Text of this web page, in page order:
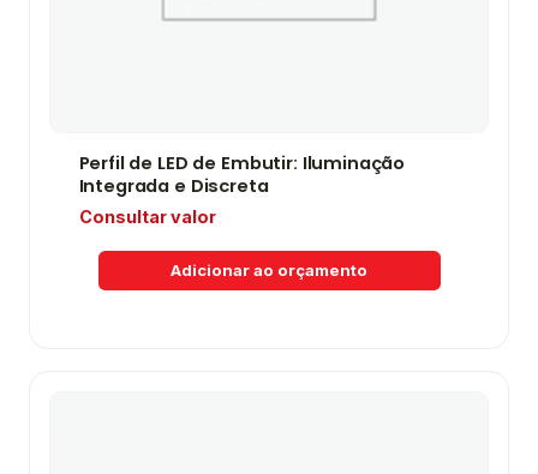
Perfil de LED de Embutir: Iluminação
Integrada e Discreta
Consultar valor
Adicionar ao orçamento